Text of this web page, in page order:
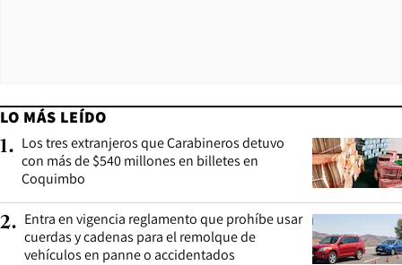
LO MÁS LEÍDO
1. Los tres extranjeros que Carabineros detuvo
con más de $540 millones en billetes en
Coquimbo
2. Entra en vigencia reglamento que prohíbe usar
cuerdas y cadenas para el remolque de
vehículos en panne o accidentados